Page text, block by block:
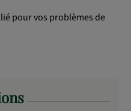
pour vos problèmes de